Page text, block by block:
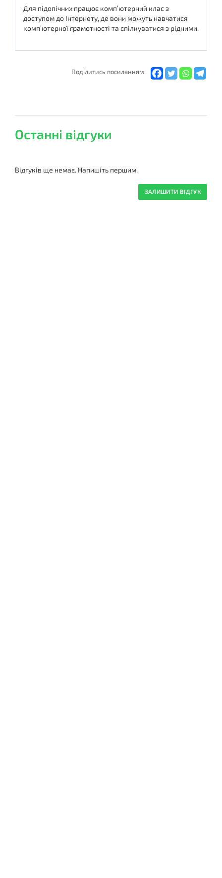
Для підопічних працює комп’ютерний клас з
доступом до Інтернету, де вони можуть навчатися
комп’ютерної грамотності та спілкуватися з рідними.
Подiлитись посиланням:
Останні відгуки
Відгуків ще немає. Напишіть першим.
ЗАЛИШИТИ ВІДГУК